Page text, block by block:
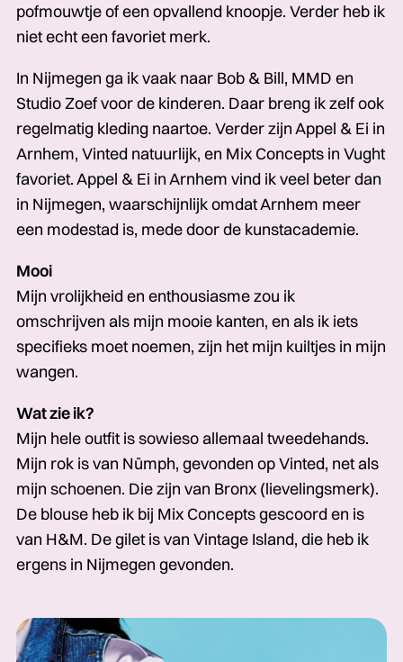
pofmouwtje of een opvallend knoopje. Verder heb ik
niet echt een favoriet merk.
In Nijmegen ga ik vaak naar Bob & Bill, MMD en
Studio Zoef voor de kinderen. Daar breng ik zelf ook
regelmatig kleding naartoe. Verder zijn Appel & Ei in
Arnhem, Vinted natuurlijk, en Mix Concepts in Vught
favoriet. Appel & Ei in Arnhem vind ik veel beter dan
in Nijmegen, waarschijnlijk omdat Arnhem meer
een modestad is, mede door de kunstacademie.
Mooi
Mijn vrolijkheid en enthousiasme zou ik
omschrijven als mijn mooie kanten, en als ik iets
specifieks moet noemen, zijn het mijn kuiltjes in mijn
wangen.
Wat zie ik?
Mijn hele outfit is sowieso allemaal tweedehands.
Mijn rok is van Nümph, gevonden op Vinted, net als
mijn schoenen. Die zijn van Bronx (lievelingsmerk).
De blouse heb ik bij Mix Concepts gescoord en is
van H&M. De gilet is van Vintage Island, die heb ik
ergens in Nijmegen gevonden.